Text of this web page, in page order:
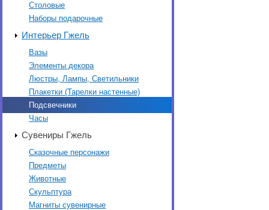
Столовые
Наборы подарочные
Интерьер Гжель
Вазы
Элементы декора
Люстры, Лампы, Светильники
Плакетки (Тарелки настенные)
Подсвечники
Часы
Сувениры Гжель
Сказочные персонажи
Предметы
Животные
Скульптура
Магниты сувенирные